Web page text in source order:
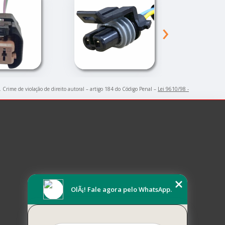
›
de violação de direito autoral – artigo 184 do Código Penal – Lei 9610/98 -
OlÃ¡! Fale agora pelo WhatsApp.